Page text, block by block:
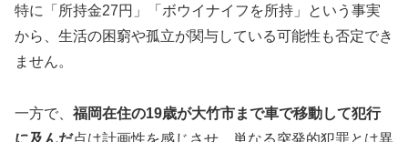
特に「所持金27円」「ボウイナイフを所持」という事実
から、生活の困窮や孤立が関与している可能性も否定でき
ません。
一方で、 福岡在住の19歳が大竹市まで車で移動して犯行
に及んだ点は計画性を感じさせ、単なる突発的犯罪とは異